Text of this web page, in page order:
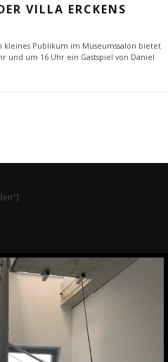
VILLA ERCKENS
Publikum im Museumssalon bietet
und um 16 Uhr ein Gastspiel von Daniel